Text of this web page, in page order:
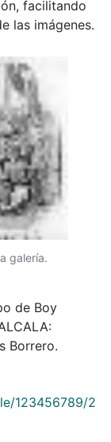
facilitando
las imágenes.
galería.
de Boy
Borrero.
123456789/2